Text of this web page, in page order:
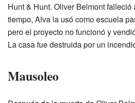
Hunt & Hunt. Oliver Belmont falleció
tiempo, Alva la usó como escuela
pero el proyecto no funcionó y
La casa fue destruida por un
Mausoleo